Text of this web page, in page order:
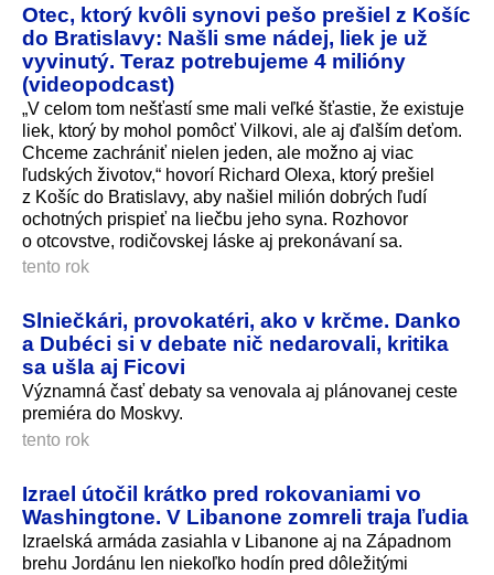
Otec, ktorý kvôli synovi pešo prešiel z Košíc
do Bratislavy: Našli sme nádej, liek je už
vyvinutý. Teraz potrebujeme 4 milióny
(videopodcast)
„V celom tom nešťastí sme mali veľké šťastie, že existuje
liek, ktorý by mohol pomôcť Vilkovi, ale aj ďalším deťom.
Chceme zachrániť nielen jeden, ale možno aj viac
ľudských životov,“ hovorí Richard Olexa, ktorý prešiel
z Košíc do Bratislavy, aby našiel milión dobrých ľudí
ochotných prispieť na liečbu jeho syna. Rozhovor
o otcovstve, rodičovskej láske aj prekonávaní sa.
tento rok
Slniečkári, provokatéri, ako v krčme. Danko
a Dubéci si v debate nič nedarovali, kritika
sa ušla aj Ficovi
Významná časť debaty sa venovala aj plánovanej ceste
premiéra do Moskvy.
tento rok
Izrael útočil krátko pred rokovaniami vo
Washingtone. V Libanone zomreli traja ľudia
Izraelská armáda zasiahla v Libanone aj na Západnom
brehu Jordánu len niekoľko hodín pred dôležitými